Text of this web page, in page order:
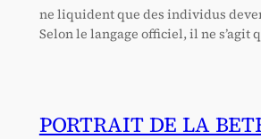
ne liquident que des individus
Selon le langage officiel, il ne s’agit
PORTRAIT DE LA